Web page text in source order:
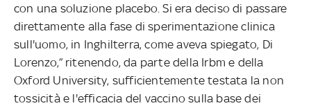
con una soluzione placebo. Si era deciso di passare
direttamente alla fase di sperimentazione clinica
sull'uomo, in Inghilterra, come aveva spiegato, Di
Lorenzo,” ritenendo, da parte della Irbm e della
Oxford University, sufficientemente testata la non
tossicità e l'efficacia del vaccino sulla base dei